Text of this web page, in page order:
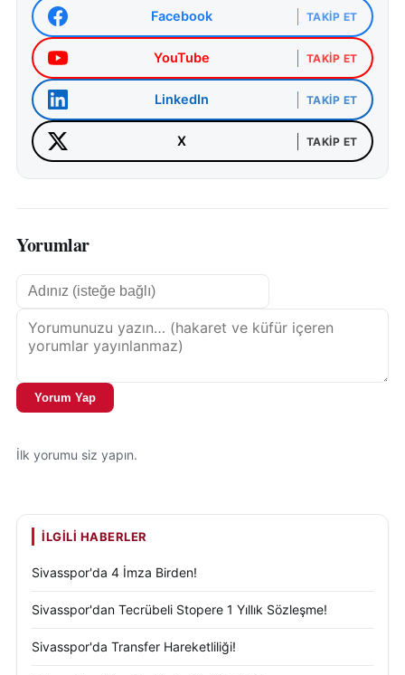
Facebook TAKIP ET
YouTube TAKIP ET
LinkedIn TAKIP ET
X TAKIP ET
Yorumlar
Yorum Yap
İlk yorumu siz yapın.
İLGILI HABERLER
Sivasspor'da 4 İmza Birden!
Sivasspor'dan Tecrübeli Stopere 1 Yıllık Sözleşme!
Sivasspor'da Transfer Hareketliliği!